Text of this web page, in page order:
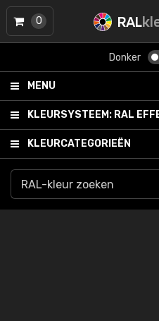
RAL
Donker
MENU
KLEURSYSTEEM: RAL
KLEURCATEGORIEËN
0